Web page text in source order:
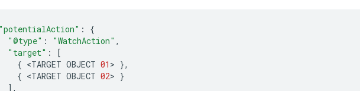
"potentialAction" :
{
"@type" : "WatchAction" ,
"target" :
[
{ <TARGET OBJECT 01 > },
{ <TARGET OBJECT 02> }
],